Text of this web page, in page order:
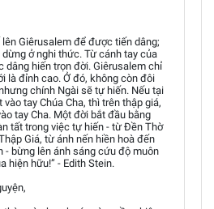
Giêrusalem để được tiến dâng;
ở nghi thức. Từ cánh tay của
dâng hiến trọn đời. Giêrusalem chỉ
là đỉnh cao. Ở đó, không còn đôi
chính Ngài sẽ tự hiến. Nếu tại
tay Chúa Cha, thì trên thập giá,
tay Cha. Một đời bắt đầu bằng
tất trong việc tự hiến - từ Đền Thờ
Giá, từ ánh nến hiền hoà đến
- bừng lên ánh sáng cứu độ muôn
hiện hữu!” - Edith Stein.